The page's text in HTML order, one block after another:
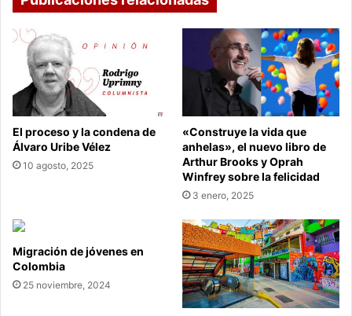
El proceso y la condena de
Álvaro Uribe Vélez
10 agosto, 2025
«Construye la vida que
anhelas», el nuevo libro de
Arthur Brooks y Oprah
Winfrey sobre la felicidad
3 enero, 2025
Migración de jóvenes en
Colombia
25 noviembre, 2024